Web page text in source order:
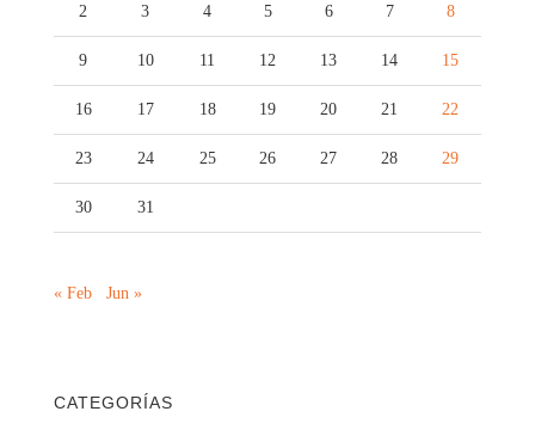
2 3 4 5 6 7 8
9 10 11 12 13 14 15
16 17 18 19 20 21 22
23 24 25 26 27 28 29
30 31
« Feb Jun »
CATEGORÍAS